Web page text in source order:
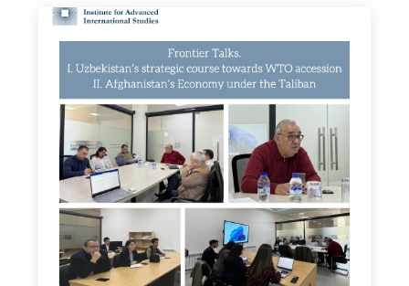
konferensiya bo‘lib o‘tdi. Tadbirda Jahon
iqtisodiyoti va diplomatiya universiteti (JI